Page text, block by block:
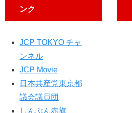
ンク
JCP TOKYO チャ
ンネル
JCP Movie
日本共産党東京都
議会議員団
しんぶん赤旗